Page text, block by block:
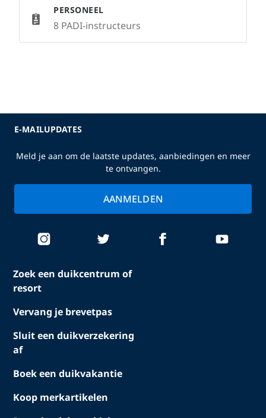
PERSONEEL
8 PADI-instructeurs
Zoek een duikcentrum of
resort
Vervang je brevetpas
Sluit een duikverzekering
af
Boek een duikvakantie
Koop merkartikelen
E-MAILUPDATES
Meld je aan om de laatste updates, aanbiedingen en meer
te ontvangen.
AANMELDEN